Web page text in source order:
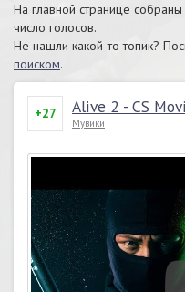
На главной странице
число голосов.
Не нашли какой-то топик?
поиском.
+27 Alive 2 - CS
Мувики